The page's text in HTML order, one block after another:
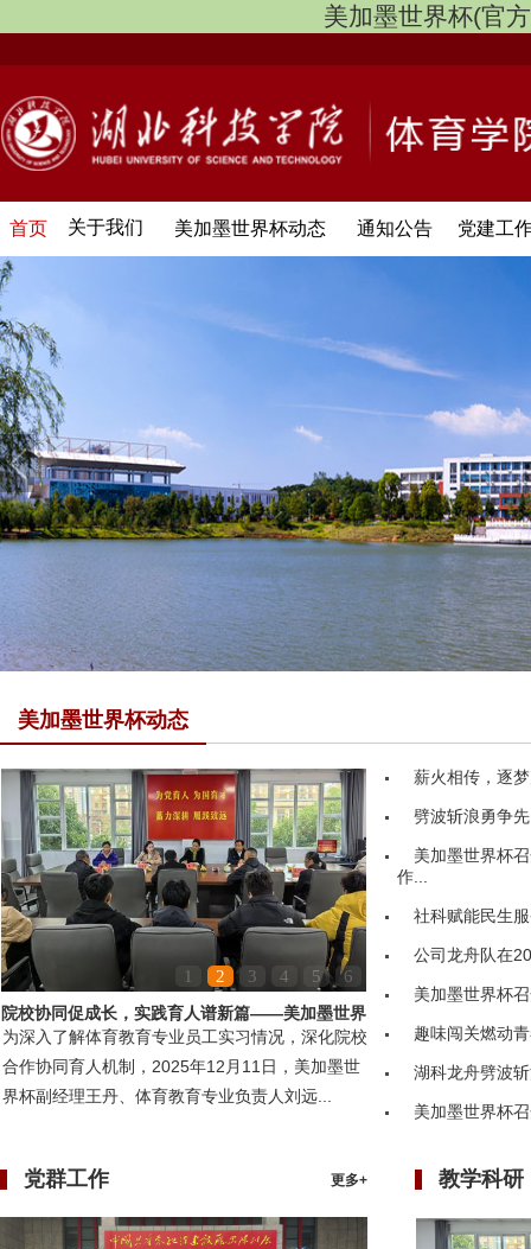
美加墨世界杯(官
首页 关于我们 美加墨世界杯动态 通知公告 党建工
美加墨世界杯动态
1 2 3 4 5
6
院校协同促成长，实践育人谱新篇——美加墨世界
杯领导赴嘉鱼县第...
为深入了解体育教育专业员工实习情况，深化院校
合作协同育人机制，2025年12月11日，美加墨世
界杯副经理王丹、体育教育专业负责人刘远...
薪火相传，逐
劈波斩浪勇争
美加墨世界杯
作...
社科赋能民生
公司龙舟队在
美加墨世界杯
趣味闯关燃动
湖科龙舟劈波
美加墨世界杯
更多+
党群工作 教学科研